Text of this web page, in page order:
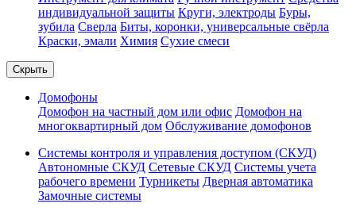
индивидуальной защиты Круги, электроды Буры,
зубила Сверла Биты, коронки, универсальные свёрла
Краски, эмали Химия Сухие смеси
Скрыть
Домофоны
Домофон на частный дом или офис Домофон на
многоквартирный дом Обслуживание домофонов
Системы контроля и управления доступом (СКУД)
Автономные СКУД Сетевые СКУД Системы учета
рабочего времени Турникеты Дверная автоматика
Замочные системы